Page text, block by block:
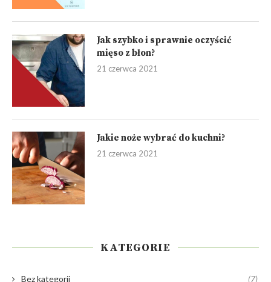
Jak szybko i sprawnie oczyścić
mięso z błon?
21 czerwca 2021
Jakie noże wybrać do kuchni?
21 czerwca 2021
KATEGORIE
Bez kategorii (7)